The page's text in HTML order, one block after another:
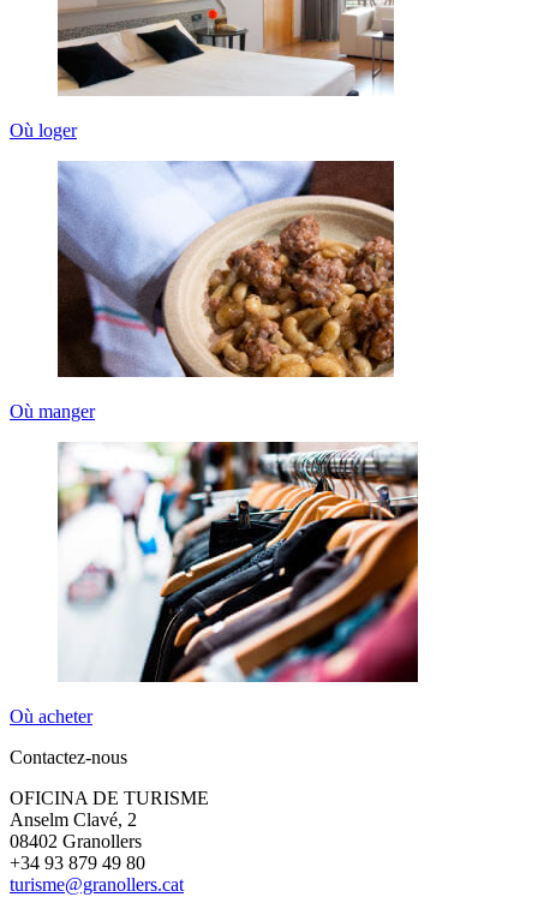
Où loger
Où manger
Où acheter
Contactez-nous
OFICINA DE TURISME
Anselm Clavé, 2
08402 Granollers
+34 93 879 49 80
turisme@granollers.cat